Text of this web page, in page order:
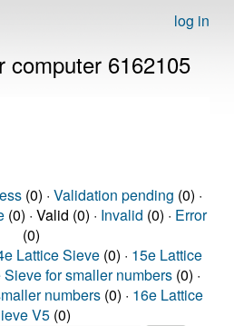
log in
computer 6162105
(0) · Validation pending (0) ·
(0) · Valid (0) · Invalid (0) · Error
(0)
Lattice Sieve (0) · 15e Lattice
Sieve for smaller numbers (0) ·
numbers (0) · 16e Lattice
V5 (0)